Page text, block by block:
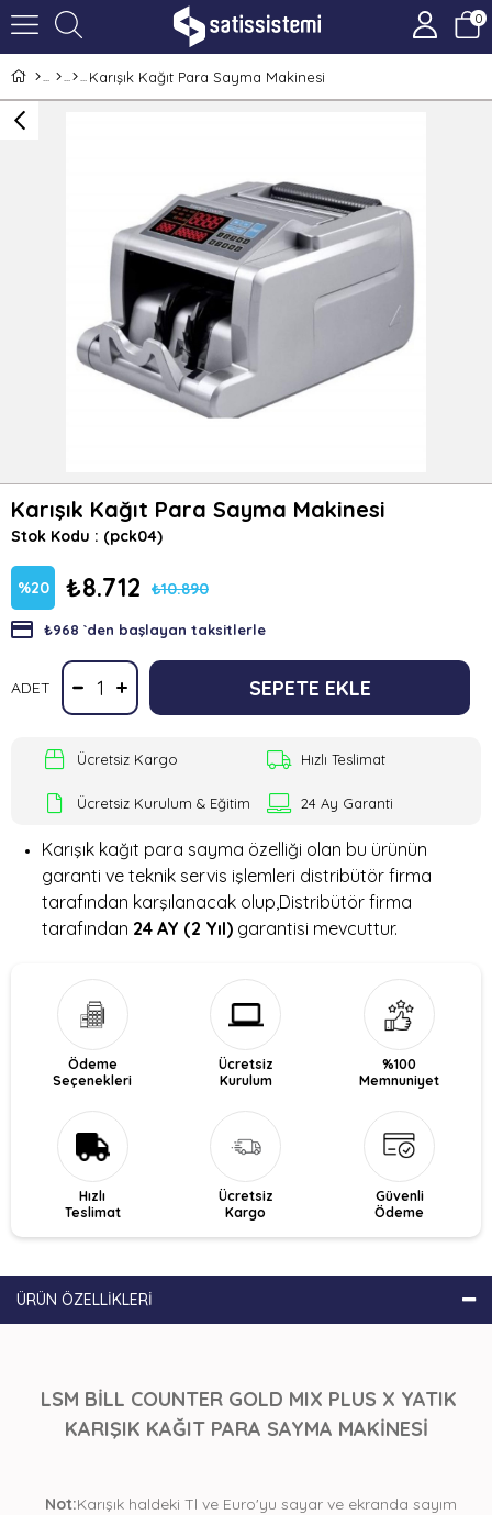
0
Karışık Kağıt Para Sayma Makinesi
Karışık Kağıt Para Sayma Makinesi
Stok Kodu (pck04)
%20
İndirim
₺10.890
₺8.712
₺968 `den başlayan taksitlerle
ADET
Ücretsiz Kargo Hızlı Teslimat
Ücretsiz Kurulum & Eğitim 24 Ay Garanti
Karışık kağıt para sayma özelliği olan bu ürünün
garanti ve teknik servis işlemleri distribütör firma
tarafından karşılanacak olup,Distribütör firma
tarafından 24 AY (2 Yıl) garantisi mevcuttur.
Ödeme
Seçenekleri
Ücretsiz
Kurulum
%100
Memnuniyet
Hızlı
Teslimat
Ücretsiz
Kargo
Güvenli
Ödeme
ÜRÜN ÖZELLIKLERI
LSM BİLL COUNTER GOLD MIX PLUS X YATIK
KARIŞIK KAĞIT PARA SAYMA MAKİNESİ
Not:Karışık haldeki Tl ve Euro'yu sayar ve ekranda sayım